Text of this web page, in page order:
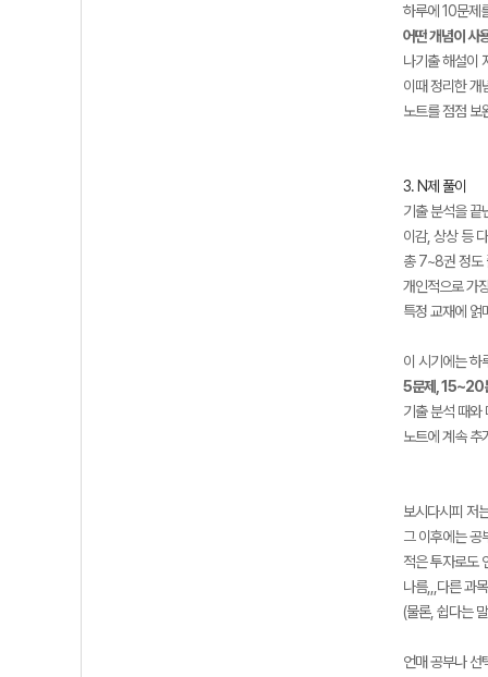
하루에 10문제
어떤 개념이 사
나기출 해설이
이때 정리한 개
노트를 점점 보
3. N제 풀이
기출 분석을 끝
이감, 상상 등
총 7~8권 정도
개인적으로 가
특정 교재에 얽
이 시기에는 하
5문제, 15~20
기출 분석 때와
노트에 계속 추
보시다시피 저
그 이후에는 공
적은 투자로도
나름,,,다른 과
(물론, 쉽다는
언매 공부나 선